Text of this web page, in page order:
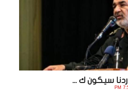
ردنا سيكون ك ...